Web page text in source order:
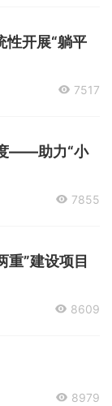
性开展“躺平
7517
——助力“小
7855
”建设项目
8609
8979